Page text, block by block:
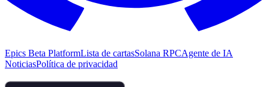
Epics Beta PlatformLista de cartasSolana RPCAgente de IA
NoticiasPolítica de privacidad